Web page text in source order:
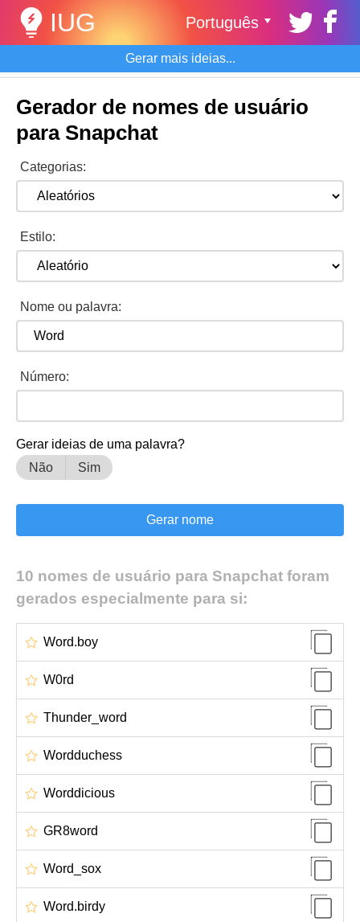
IUG
Gerar mais ideias...
Português
Gerador de nomes de usuário
para Snapchat
Categorias:
Estilo:
Nome ou palavra:
Número:
Gerar ideias de uma palavra?
Não
Sim
10 nomes de usuário para Snapchat foram
gerados especialmente para si:
Word.boy
W0rd
Thunder_word
Wordduchess
Worddicious
GR8word
Word_sox
Word.birdy